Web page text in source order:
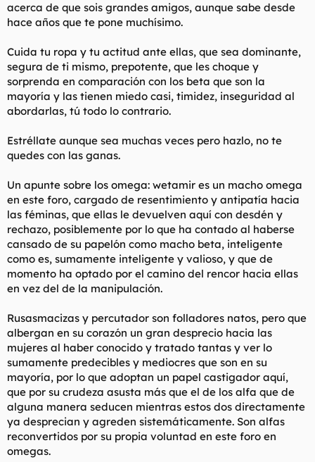
NOTA: Estas reglas no se aplican necesariamente cuándo trates
con una extranjera. Puedes experimentar inciando
siempre. Ya sabes, la misma clase de hombre que las mujeres
de aqui odian, no aprecian, y amargan la existencia.
------------------------------------
NUNCA, NUNCA, NUNCA, NUNCA hagas caso de los consejos
que te de una mujer sobre como ligar. Algunos desearian
decirme que soy un cabrón y lo equivocado que estoy en esto.
tuyas sobre lo mucho que le gustaban los chicos que las tratan
bien, y mientras te hablaban como "amigo", seguro que te
estaban hablando también de lo cabrón que es el tio que se
hombres pillen esto. Te esta encaminando en la dirección
equivocada. Todo consejo que te de a ti es en el interés de ella
y por tanto si lo sigues eres un idiota, y por tanto, siempre
serás el "amigo". Las mujeres nisiquieras son honestas consigo
mismas acerca de lo que de verdad quieren, asi que que te
hace pensar que van a ser honestas contigo? Cómo puedes
obtener honestidad de alguien que se miente a si mismo
constantemente hasta que se creen su propio engaño?
centradas en si mismas que sólo te daran consejos que las
beneficien a ellas, y por tanto, también a las demás mujeres.
No tienen ni puta idea de cómo hablar desde el punto de vista
de un hombre ni lo entienden, y además, no les importa lo que
los hombres quieran. Lo único que conocen es su punto de
vista porque la tele les dice que sus sentimientos son de
suprema importancia y que un hombre que no sea un
lameculos es un cabrón insensitivo y desconsiderado. Les da
igual si no obtienes lo que tu quieres. Lo que hacen es darte
un empujoncito hacia la ruta de "saltar por los aros" para
validarse a si mismas. ¿Que más les da a ellas si podrias
obtener lo que quieres con el menor tiempo posible y al menor
acerca de que sois grandes amigos, aunque sabe desde
hace años que te pone muchísimo.
Cuida tu ropa y tu actitud ante ellas, que sea dominante,
segura de ti mismo, prepotente, que les choque y
sorprenda en comparación con los beta que son la
mayoría y las tienen miedo casi, timidez, inseguridad al
abordarlas, tú todo lo contrario.
Estréllate aunque sea muchas veces pero hazlo, no te
quedes con las ganas.
Un apunte sobre los omega: wetamir es un macho omega
en este foro, cargado de resentimiento y antipatía hacia
las féminas, que ellas le devuelven aquí con desdén y
rechazo, posiblemente por lo que ha contado al haberse
cansado de su papelón como macho beta, inteligente
como es, sumamente inteligente y valioso, y que de
momento ha optado por el camino del rencor hacia ellas
en vez del de la manipulación.
Rusasmacizas y percutador son folladores natos, pero que
albergan en su corazón un gran desprecio hacia las
mujeres al haber conocido y tratado tantas y ver lo
sumamente predecibles y mediocres que son en su
mayoría, por lo que adoptan un papel castigador aquí,
que por su crudeza asusta más que el de los alfa que de
alguna manera seducen mientras estos dos directamente
ya desprecian y agreden sistemáticamente. Son alfas
reconvertidos por su propia voluntad en este foro en
omegas.